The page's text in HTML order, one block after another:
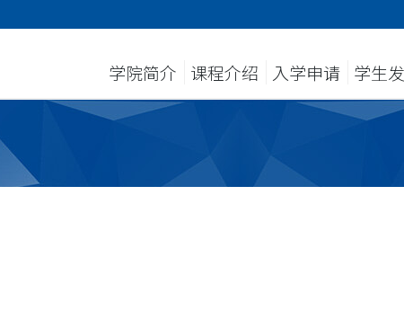
学院简介 课程介绍 入学申请 学生